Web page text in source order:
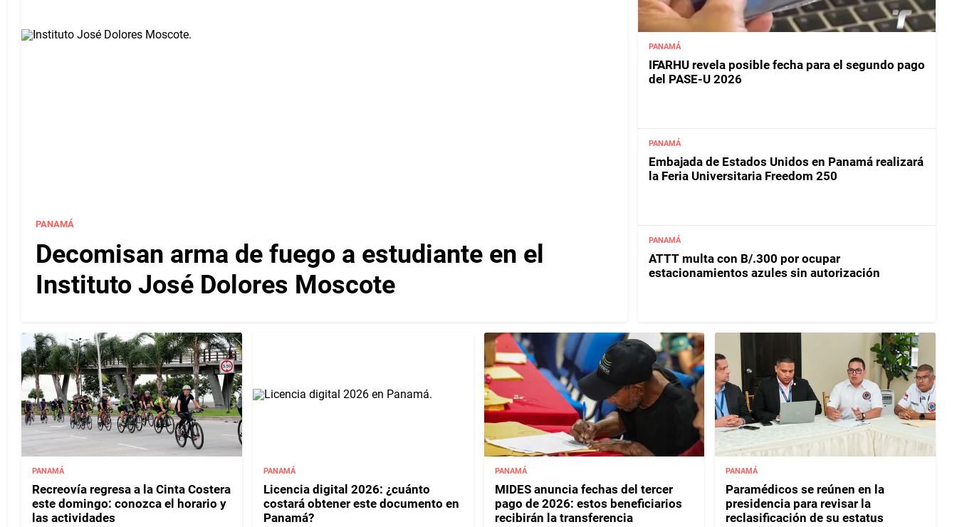
PANAMÁ
Decomisan arma de fuego a estudiante en el
Instituto José Dolores Moscote
PANAMÁ
IFARHU revela posible fecha para el segundo pago
del PASE-U 2026
PANAMÁ
Embajada de Estados Unidos en Panamá realizará
la Feria Universitaria Freedom 250
PANAMÁ
ATTT multa con B/.300 por ocupar
estacionamientos azules sin autorización
PANAMÁ
Recreovía regresa a la Cinta Costera
este domingo: conozca el horario y
las actividades
PANAMÁ
Licencia digital 2026: ¿cuánto
costará obtener este documento en
Panamá?
PANAMÁ
MIDES anuncia fechas del tercer
pago de 2026: estos beneficiarios
recibirán la transferencia
PANAMÁ
Paramédicos se reúnen en la
presidencia para revisar la
reclasificación de su estatus